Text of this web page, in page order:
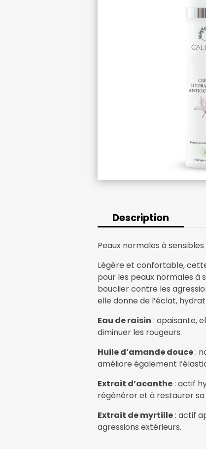
Description
Peaux normales à sensibles
Légère et confortable,
pour les peaux normales à
bouclier contre les
elle donne de l’éclat,
Eau de raisin : apaisante,
diminuer les rougeurs.
Huile d’amande douce:
améliore également
Extrait d’acanthe: actif
régénérer et à restaurer
Extrait de myrtille: actif
agressions extérieurs.